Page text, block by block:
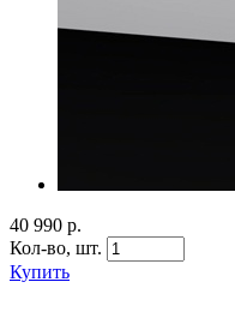
40 990 р.
Кол-во, шт.
Купить